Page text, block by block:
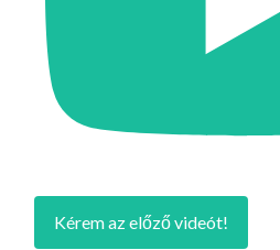
Kérem az előző videót!